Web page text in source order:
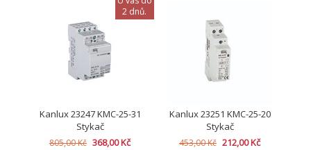
2 dnů.
Kanlux 23247 KMC-25-31
Stykač
805,00 Kč 368,00 Kč
Kanlux 23251 KMC-25-20
Stykač
453,00 Kč 212,00 Kč